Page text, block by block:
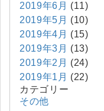
2019年6月 (11)
2019年5月 (10)
2019年4月 (15)
2019年3月 (13)
2019年2月 (24)
2019年1月 (22)
カテゴリー
その他